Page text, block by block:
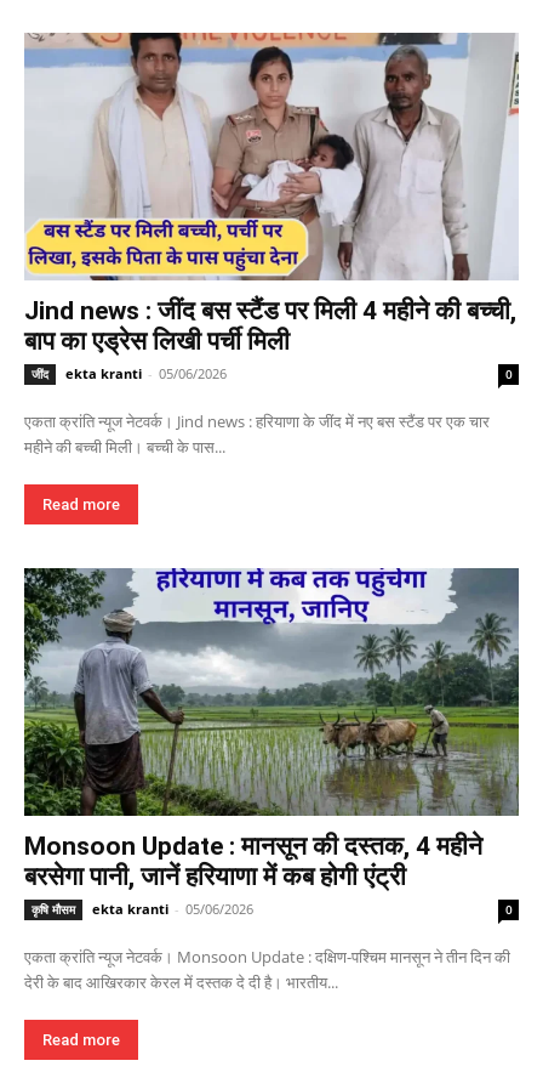
Jind news : जींद बस स्टैंड पर मिली 4 महीने की बच्ची,
बाप का एड्रेस लिखी पर्ची मिली
जींद ekta kranti - 05/06/2026 0
एकता क्रांति न्यूज नेटवर्क। Jind news : हरियाणा के जींद में नए बस स्टैंड पर एक चार
महीने की बच्ची मिली। बच्ची के पास...
Read more
Monsoon Update : मानसून की दस्तक, 4 महीने
बरसेगा पानी, जानें हरियाणा में कब होगी एंट्री
कृषि मौसम ekta kranti - 05/06/2026 0
एकता क्रांति न्यूज नेटवर्क। Monsoon Update : दक्षिण-पश्चिम मानसून ने तीन दिन की
देरी के बाद आखिरकार केरल में दस्तक दे दी है। भारतीय...
Read more